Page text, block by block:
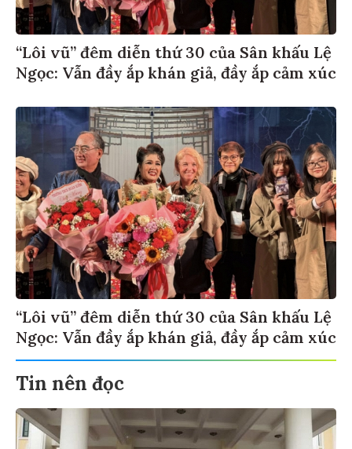
“Lôi vũ” đêm diễn thứ 30 của Sân khấu Lệ
Ngọc: Vẫn đầy ắp khán giả, đầy ắp cảm xúc
“Lôi vũ” đêm diễn thứ 30 của Sân khấu Lệ
Ngọc: Vẫn đầy ắp khán giả, đầy ắp cảm xúc
Tin nên đọc